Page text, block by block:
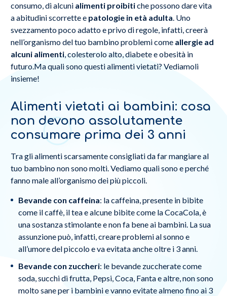
consumo, di alcuni alimenti proibitiche possono dare vita
a abitudini scorrette e patologie in età adulta. Uno
svezzamento poco adatto e privo di regole, infatti, creerà
nell’organismo del tuo bambino problemi come allergie ad
alcuni alimenti, colesterolo alto, diabete e obesità in
futuro.Ma quali sono questi alimenti vietati? Vediamoli
insieme!
Alimenti vietati ai bambini: cosa
non devono assolutamente
consumare prima dei 3 anni
Tra gli alimenti scarsamente consigliati da far mangiare al
tuo bambino non sono molti. Vediamo quali sono e perché
fanno male all’organismo dei più piccoli.
Bevande con caffeina: la caffeina, presente in bibite
come il caffè, il tea e alcune bibite come la CocaCola, è
una sostanza stimolante e non fa bene ai bambini. La sua
assunzione può, infatti, creare problemi al sonno e
all’umore del piccolo e va evitata anche oltre i 3 anni.
Bevande con zuccheri: le bevande zuccherate come
soda, succhi di frutta, Pepsi, Coca, Fanta e altre, non sono
molto sane per i bambini e vanno evitate almeno fino ai 3